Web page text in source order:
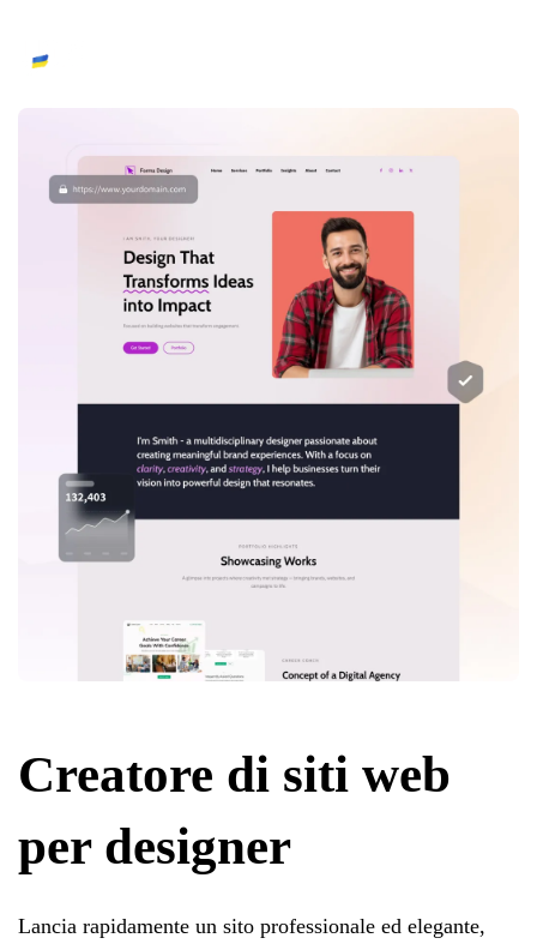
Creatore di siti web
per designer
Lancia rapidamente un sito professionale ed elegante,